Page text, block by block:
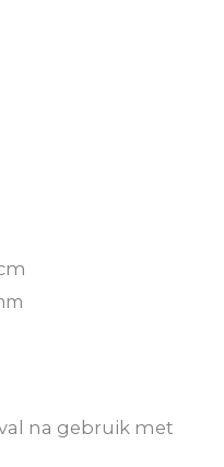
na gebruik met